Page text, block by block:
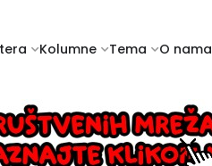
Kolumne Tema O nama